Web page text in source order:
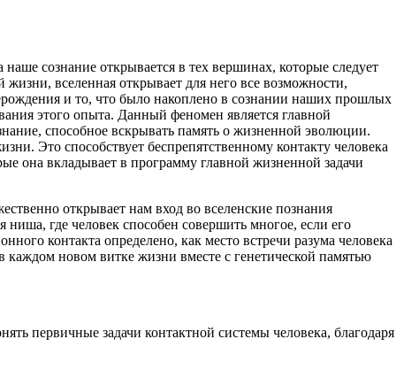
сознание открывается в тех вершинах, которые следует
вселенная открывает для него все возможности,
и то, что было накоплено в сознании наших прошлых
этого опыта. Данный феномен является главной
способное вскрывать память о жизненной эволюции.
Это способствует беспрепятственному контакту человека
она вкладывает в программу главной жизненной задачи
открывает нам вход во вселенские познания
где человек способен совершить многое, если его
контакта определено, как место встречи разума человека
каждом новом витке жизни вместе с генетической памятью
первичные задачи контактной системы человека, благодаря